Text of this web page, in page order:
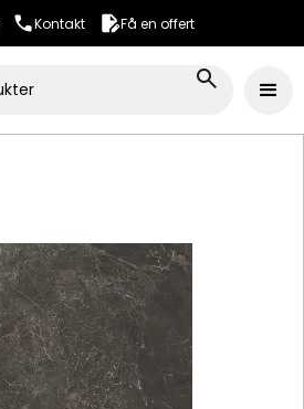
Kontakt Få en offert